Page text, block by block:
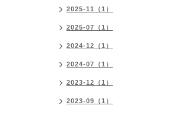
2025-11（1）
2025-07（1）
2024-12（1）
2024-07（1）
2023-12（1）
2023-09（1）